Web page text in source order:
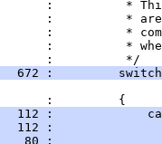
:          *
:          *
:          *
:          *
:          */
672 :
:         {
112 :
112 :
80 :